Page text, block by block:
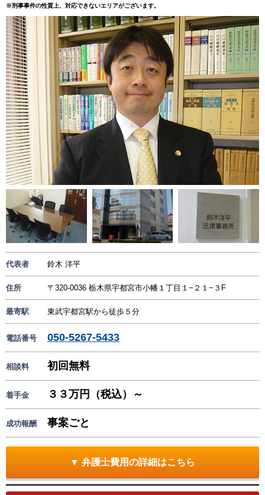
※刑事事件の性質上、対応できないエリアがございます。
代表者 鈴木 洋平
住所 〒320-0036 栃木県宇都宮市小幡１丁目１−２１−３F
最寄駅 東武宇都宮駅から徒歩５分
電話番号 050-5267-5433
相談料 初回無料
着手金 ３３万円（税込）～
成功報酬 事案ごと
▼ 弁護士費用の詳細はこちら